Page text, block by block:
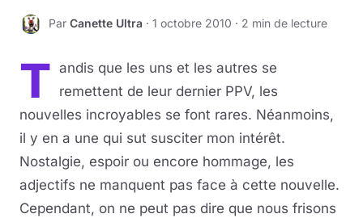
C Par Canette Ultra · 1 octobre 2010 · 2 min de lecture
T andis que les uns et les autres se
remettent de leur dernier PPV, les
nouvelles incroyables se font rares. Néanmoins,
il y en a une qui sut susciter mon intérêt.
Nostalgie, espoir ou encore hommage, les
adjectifs ne manquent pas face à cette nouvelle.
Cependant, on ne peut pas dire que nous frisons